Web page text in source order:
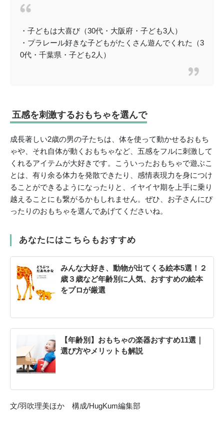
・子どもは大喜び（30代・大阪府・子ども3人）
・プラレール好きな子どもがたくさん遊んでくれた（3
0代・千葉県・子ども2人）
五感を刺激するおもちゃを選んで
成長著しい2歳の男の子たちは、体を使って動かせるおもち
ゃや、それ自体が動くおもちゃなど、五感をフルに刺激して
くれるアイテムが大好きです。こういったおもちゃで遊ぶこ
とは、有り余る体力を発散できたり、感情表現力を身につけ
ることができるようになったりと、イヤイヤ期を上手に乗り
越えることにも繋がるかもしれません。ぜひ、お子さんにぴ
ったりのおもちゃを選んであげてくださいね。
あなたにはこちらもおすすめ
みんな大好き、動物が出てくる絵本5選！２
歳３歳など年齢別に人気、おすすめの絵本
をプロが厳選
【年齢別】おもちゃの楽器おすすめ11選｜
選び方やメリットも解説
文/羽吹理美ほか 構成/HugKum編集部